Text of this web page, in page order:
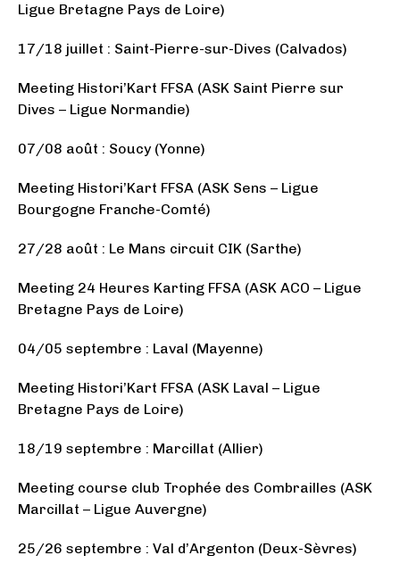
Ligue Bretagne Pays de Loire)
17/18 juillet : Saint-Pierre-sur-Dives (Calvados)
Meeting Histori’Kart FFSA (ASK Saint Pierre sur
Dives – Ligue Normandie)
07/08 août : Soucy (Yonne)
Meeting Histori’Kart FFSA (ASK Sens – Ligue
Bourgogne Franche-Comté)
27/28 août : Le Mans circuit CIK (Sarthe)
Meeting 24 Heures Karting FFSA (ASK ACO – Ligue
Bretagne Pays de Loire)
04/05 septembre : Laval (Mayenne)
Meeting Histori’Kart FFSA (ASK Laval – Ligue
Bretagne Pays de Loire)
18/19 septembre : Marcillat (Allier)
Meeting course club Trophée des Combrailles (ASK
Marcillat – Ligue Auvergne)
25/26 septembre : Val d’Argenton (Deux-Sèvres)